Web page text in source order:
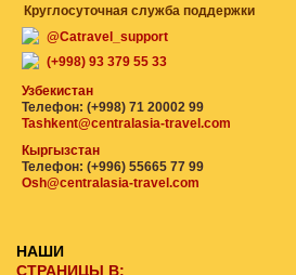
Круглосуточная служба поддержки
@Catravel_support
(+998) 93 379 55 33
Узбекистан
Телефон: (+998) 71 20002 99
Tashkent@centralasia-travel.com
Кыргызстан
Телефон: (+996) 55665 77 99
Osh@centralasia-travel.com
НАШИ
СТРАНИЦЫ В: